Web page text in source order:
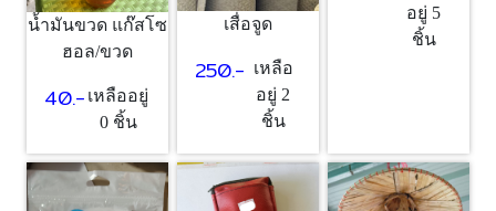
น้ำมันขวด แก๊สโซ
ฮอล/ขวด
40.- เหลืออยู่
0 ชิ้น
เสื่อจูด
250.- เหลือ
อยู่ 2
ชิ้น
อยู่ 5
ชิ้น